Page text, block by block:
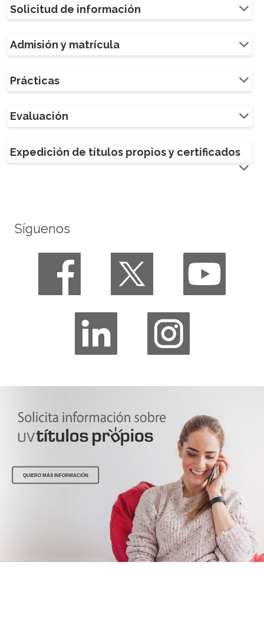
Solicitud de información
Admisión y matrícula
Prácticas
Evaluación
Expedición de títulos propios y certificados
Síguenos
QUIERO MÁS INFORMACIÓN